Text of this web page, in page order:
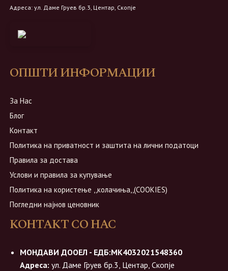
Адреса: ул. Даме Груев бр.3, Центар, Скопје
ОПШТИ ИНФОРМАЦИИ
За Нас
Блог
Контакт
Политика на приватност и заштита на лични податоци
Правила за достава
Услови и правила за купување
Политика на користење ,,колачиња,,(COOKIES)
Погледни најнов ценовник
КОНТАКТ СО НАС
МОНДАВИ ДООЕЛ - ЕДБ:МК4032021548360
Адреса: ул. Даме Груев бр.3, Центар, Скопје